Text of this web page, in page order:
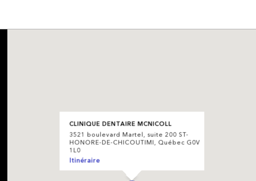
CLINIQUE DENTAIRE MCNICOLL
3521 boulevard Martel, suite 200 ST-
HONORE-DE-CHICOUTIMI, Québec G0V
1L0
Itinéraire